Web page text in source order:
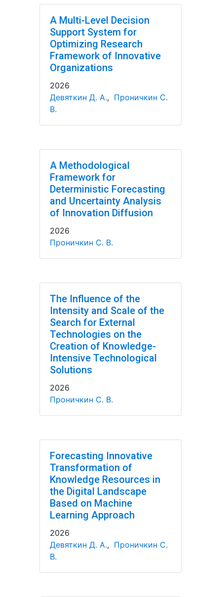
A Multi-Level Decision
Support System for
Optimizing Research
Framework of Innovative
Organizations
2026
Девяткин Д. А., Проничкин С.
В.
A Methodological
Framework for
Deterministic Forecasting
and Uncertainty Analysis
of Innovation Diffusion
2026
Проничкин С. В.
The Influence of the
Intensity and Scale of the
Search for External
Technologies on the
Creation of Knowledge-
Intensive Technological
Solutions
2026
Проничкин С. В.
Forecasting Innovative
Transformation of
Knowledge Resources in
the Digital Landscape
Based on Machine
Learning Approach
2026
Девяткин Д. А., Проничкин С.
В.